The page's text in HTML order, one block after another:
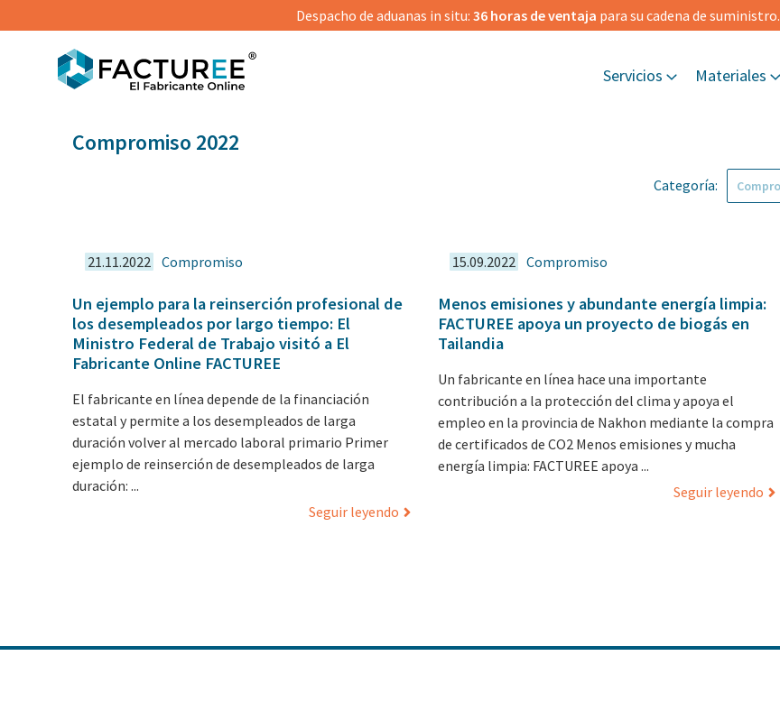
Despacho de aduanas in situ: 36 horas de ventaja para su cadena de suministro.
Servicios Materiales
Compromiso 2022
Categoría:
21.11.2022 Compromiso
Un ejemplo para la reinserción profesional de
los desempleados por largo tiempo: El
Ministro Federal de Trabajo visitó a El
Fabricante Online FACTUREE
El fabricante en línea depende de la financiación
estatal y permite a los desempleados de larga
duración volver al mercado laboral primario Primer
ejemplo de reinserción de desempleados de larga
duración: ...
Seguir leyendo
15.09.2022 Compromiso
Menos emisiones y abundante energía limpia:
FACTUREE apoya un proyecto de biogás en
Tailandia
Un fabricante en línea hace una importante
contribución a la protección del clima y apoya el
empleo en la provincia de Nakhon mediante la compra
de certificados de CO2 Menos emisiones y mucha
energía limpia: FACTUREE apoya ...
Seguir leyendo